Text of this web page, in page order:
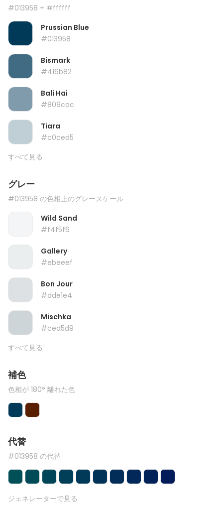
#013958 + #ffffff
Prussian Blue
#013958
Bismark
#416b82
Bali Hai
#809cac
Tiara
#c0ced5
すべて見る
グレー
#013958 の色相上のグレースケール
Wild Sand
#f4f5f6
Gallery
#ebeeef
Bon Jour
#dde1e4
Mischka
#ced5d9
すべて見る
補色
色相が 180° 離れた色
代替
#013958 の代替
ジェネレーターで見る